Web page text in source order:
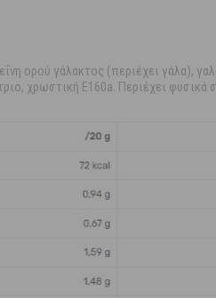
ορού γάλακτος (περιέχει γάλα),
χρωστική E160a. Περιέχει φυσικά